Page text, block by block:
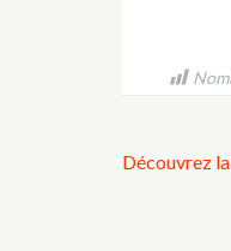
Découvrez